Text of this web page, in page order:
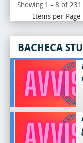
Showing 1 - 8 of
Items per Page
BACHECA